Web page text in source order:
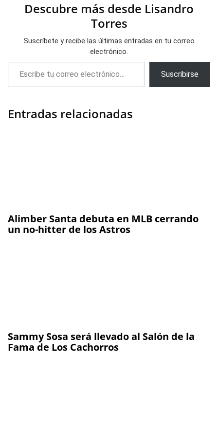
Descubre más desde Lisandro
Torres
Suscríbete y recibe las últimas entradas en tu correo
electrónico.
Escribe tu correo electrónico…
Suscribirse
Entradas relacionadas
Alimber Santa debuta en MLB cerrando
un no-hitter de los Astros
Sammy Sosa será llevado al Salón de la
Fama de Los Cachorros